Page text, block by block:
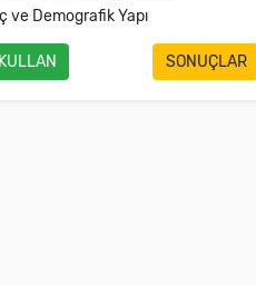
ve Demografik Yapı
SONUÇLAR